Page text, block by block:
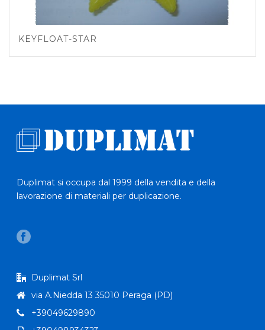
KEYFLOAT-STAR
Duplimat si occupa dal 1999 della vendita e della
lavorazione di materiali per duplicazione.
Duplimat Srl
via A.Niedda 13 35010 Peraga (PD)
+39049629890